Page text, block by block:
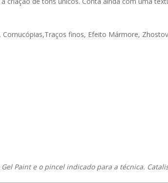
finos, Efeito Mármore,
Paint e o pincel indicado para a técnica.